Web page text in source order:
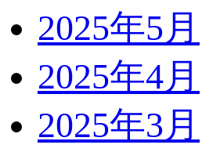
2025年5月
2025年4月
2025年3月